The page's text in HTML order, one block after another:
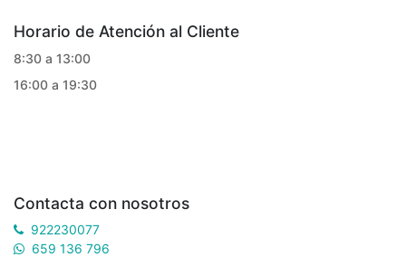
Horario de Atención al Cliente
8:30 a 13:00
16:00 a 19:30
Contacta con nosotros
922230077
659 136 796